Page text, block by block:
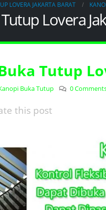
LOVERA JAKARTA BARAT
Lovera
Tutup
Buka Tutup 0
this post